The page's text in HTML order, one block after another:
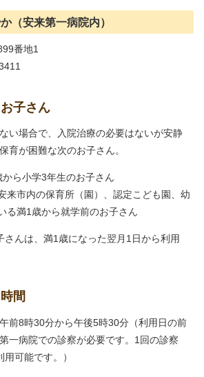
（安来第一病院内）
番地1
子さん
い場合で、入院治療の必要はないが安静
育が困難な次のお子さん。
ら小学3年生のお子さん
来市内の保育所（園）、認定こども園、幼
る満1歳から就学前のお子さん
さんは、満1歳になった翌月1日から利用
間
前8時30分から午後5時30分（利用日の前
一病院での診察が必要です。1回の診察
可能です。）